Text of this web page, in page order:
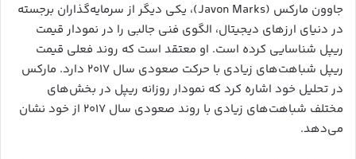
جاوون مارکس (Javon Marks)، یکی دیگر از سرمایه‌گذاران برجسته
در دنیای ارزهای دیجیتال، الگوی فنی جالبی را در نمودار قیمت
ریپل شناسایی کرده است. او معتقد است که روند فعلی قیمت
ریپل شباهت‌های زیادی با حرکت صعودی سال ۲۰۱۷ دارد. مارکس
در تحلیل خود اشاره کرد که نمودار روزانه ریپل در بخش‌های
مختلف شباهت‌های زیادی با روند صعودی سال ۲۰۱۷ از خود نشان
می‌دهد.